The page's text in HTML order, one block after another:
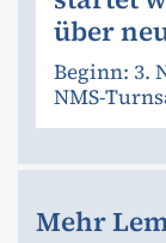
über
Beginn: 3.
NMS-
Mehr